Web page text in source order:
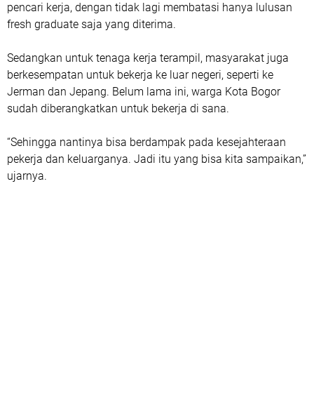
pencari kerja, dengan tidak lagi membatasi hanya lulusan
fresh graduate saja yang diterima.
Sedangkan untuk tenaga kerja terampil, masyarakat juga
berkesempatan untuk bekerja ke luar negeri, seperti ke
Jerman dan Jepang. Belum lama ini, warga Kota Bogor
sudah diberangkatkan untuk bekerja di sana.
“Sehingga nantinya bisa berdampak pada kesejahteraan
pekerja dan keluarganya. Jadi itu yang bisa kita sampaikan,”
ujarnya.